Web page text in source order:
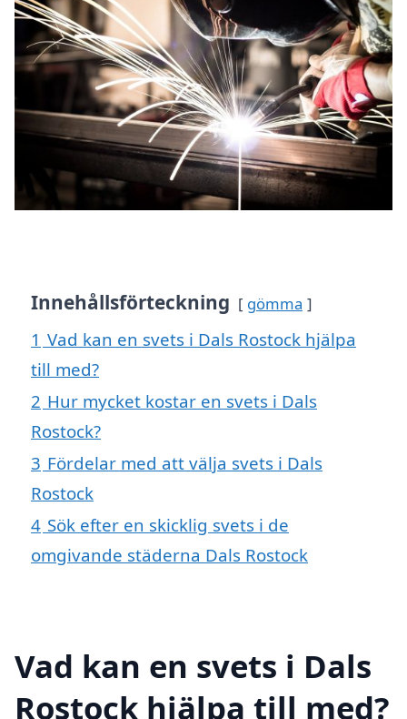
Innehållsförteckning gömma
1 Vad kan en svets i Dals Rostock hjälpa
till med?
2 Hur mycket kostar en svets i Dals
Rostock?
3 Fördelar med att välja svets i Dals
Rostock
4 Sök efter en skicklig svets i de
omgivande städerna Dals Rostock
Vad kan en svets i Dals
Rostock hjälpa till med?